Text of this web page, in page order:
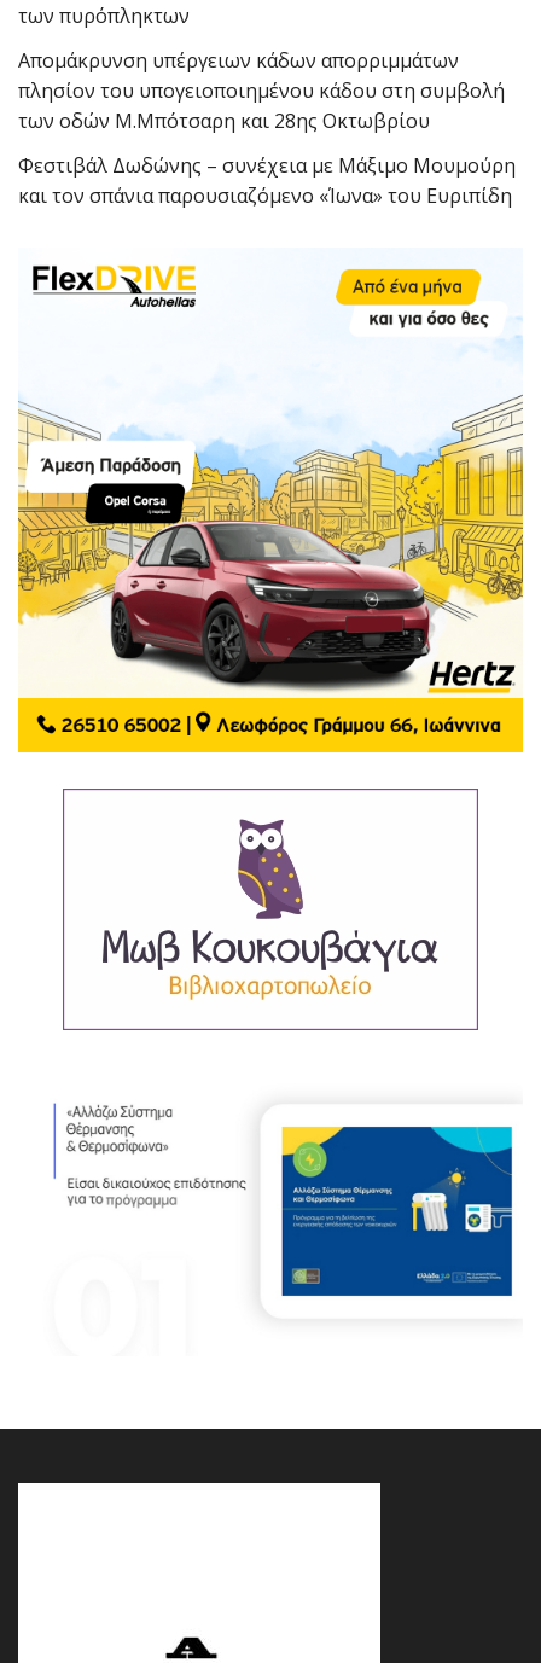
των πυρόπληκτων
Απομάκρυνση υπέργειων κάδων απορριμμάτων
πλησίον του υπογειοποιημένου κάδου στη συμβολή
των οδών Μ.Μπότσαρη και 28ης Οκτωβρίου
Φεστιβάλ Δωδώνης – συνέχεια με Μάξιμο Μουμούρη
και τον σπάνια παρουσιαζόμενο «Ίωνα» του Ευριπίδη